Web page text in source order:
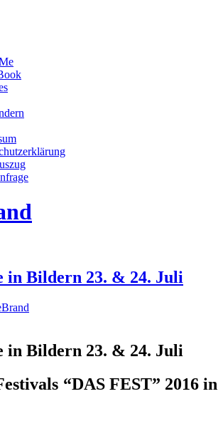
in Bildern 23. & 24. Juli
in Bildern 23. & 24. Juli
“DAS FEST” 2016 in